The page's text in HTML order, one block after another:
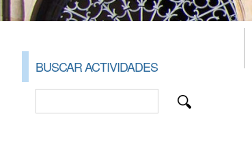
BUSCAR ACTIVIDADES